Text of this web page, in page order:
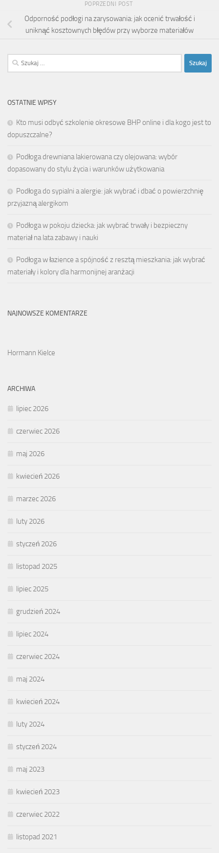
POPRZEDNI POST
Odporność podłogi na zarysowania: jak ocenić trwałość i
uniknąć kosztownych błędów przy wyborze materiałów
Szukaj:
OSTATNIE WPISY
Kto musi odbyć szkolenie okresowe BHP online i dla kogo jest to
dopuszczalne?
Podłoga drewniana lakierowana czy olejowana: wybór
dopasowany do stylu życia i warunków użytkowania
Podłoga do sypialni a alergie: jak wybrać i dbać o powierzchnię
przyjazną alergikom
Podłoga w pokoju dziecka: jak wybrać trwały i bezpieczny
materiał na lata zabawy i nauki
Podłoga w łazience a spójność z resztą mieszkania: jak wybrać
materiały i kolory dla harmonijnej aranżacji
NAJNOWSZE KOMENTARZE
Hormann Kielce
ARCHIWA
lipiec 2026
czerwiec 2026
maj 2026
kwiecień 2026
marzec 2026
luty 2026
styczeń 2026
listopad 2025
lipiec 2025
grudzień 2024
lipiec 2024
czerwiec 2024
maj 2024
kwiecień 2024
luty 2024
styczeń 2024
maj 2023
kwiecień 2023
czerwiec 2022
listopad 2021